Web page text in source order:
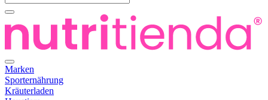
Marken
Sporternährung
Kräuterladen